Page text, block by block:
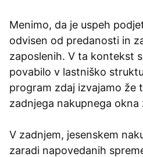
Menimo, da je uspeh
odvisen od predanosti in
zaposlenih. V ta kontekst
povabilo v lastniško
program zdaj izvajamo že
zadnjega nakupnega
V zadnjem, jesenskem
zaradi napovedanih